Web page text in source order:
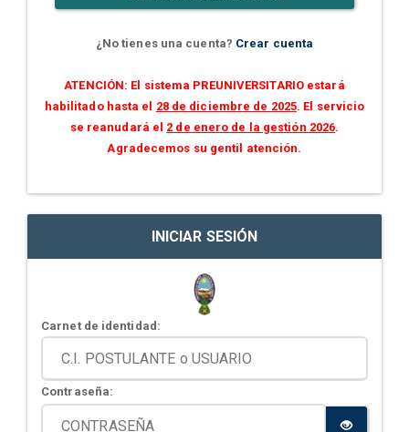
¿No tienes una cuenta? Crear cuenta
ATENCIÓN: El sistema PREUNIVERSITARIO estará
habilitado hasta el 28 de diciembre de 2025. El servicio
se reanudará el 2 de enero de la gestión 2026.
Agradecemos su gentil atención.
INICIAR SESIÓN
Carnet de identidad:
Contraseña: